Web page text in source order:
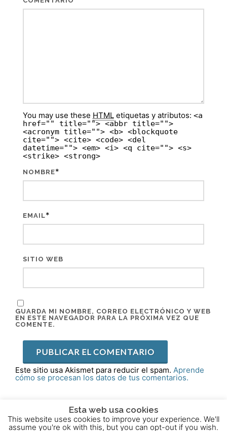
You may use these HTML etiquetas y atributos: <a
href="" title=""> <abbr title="">
<acronym title=""> <b> <blockquote
cite=""> <cite> <code> <del
datetime=""> <em> <i> <q cite=""> <s>
<strike> <strong>
NOMBRE*
EMAIL*
SITIO WEB
GUARDA MI NOMBRE, CORREO ELECTRÓNICO Y WEB
EN ESTE NAVEGADOR PARA LA PRÓXIMA VEZ QUE
COMENTE.
Este sitio usa Akismet para reducir el spam. Aprende
cómo se procesan los datos de tus comentarios.
2015 - 2025 © Powered byTheme-Vision
Esta web usa cookies
This website uses cookies to improve your experience. We'll
assume you're ok with this, but you can opt-out if you wish.